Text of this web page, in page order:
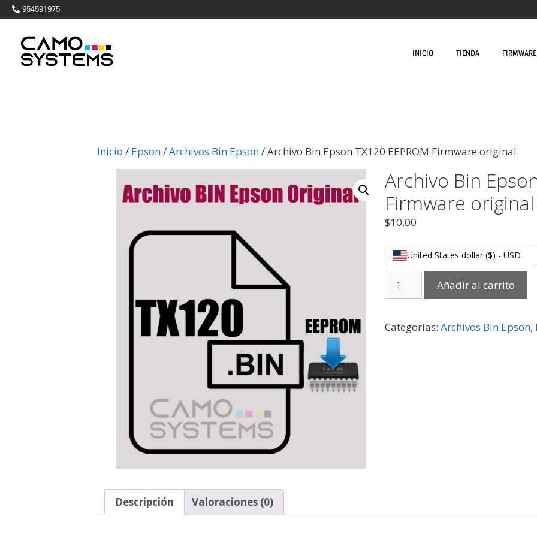
954591975
INICIO TIENDA
Inicio / Epson/Archivos Bin Epson/ Archivo Bin Epson TX120 EEPROM Firmware original
Archivo Bin
Firmware original
$10.00
United States dollar ($) - USD
Añadir al carrito
Categorías: Archivos Bin Epson,
Descripción Valoraciones (0)